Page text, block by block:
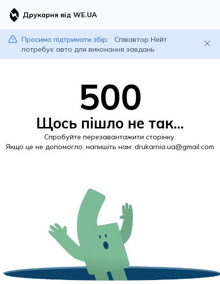
Друкарня від WE.UA
Просимо підтримати збір:
Співавтор Нейт
потребує авто для виконання завдань
500
Щось пішло не так...
Спробуйте перезавантажити сторінку.
Якщо це не допомогло, напишіть нам: drukarnia.ua@gmail.com